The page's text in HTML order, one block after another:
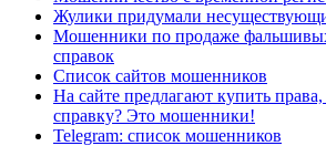
Жулики придумали
Мошенники по продаже
справок
Список сайтов мошенников
На сайте предлагают купить
справку? Это мошенники!
Telegram: список мошенников